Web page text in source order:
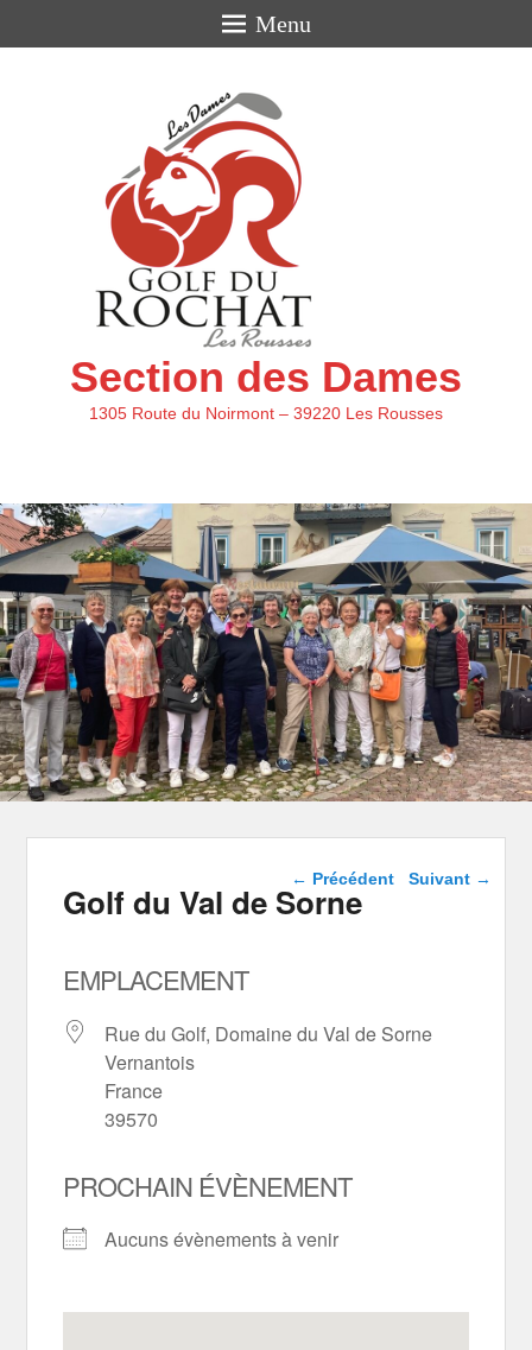
Menu
Section des Dames
1305 Route du Noirmont – 39220 Les Rousses
Navigation dans les
← Précédent Suivant →
Golf du Val de Sorne
EMPLACEMENT
Rue du Golf, Domaine du Val de Sorne
Vernantois
France
39570
PROCHAIN ÉVÈNEMENT
Aucuns évènements à venir